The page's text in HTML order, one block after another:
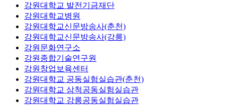
강원대학교 발전기금재단
강원대학교병원
강원대학교신문방송사(춘천)
강원대학교신문방송사(강릉)
강원문화연구소
강원종합기술연구원
강원창업보육센터
강원대학교 공동실험실습관(춘천)
강원대학교 삼척공동실험실습관
강원대학교 강릉공동실험실습관